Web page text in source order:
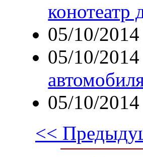
конотеатр
05/10/
05/10/
05/10/
<<